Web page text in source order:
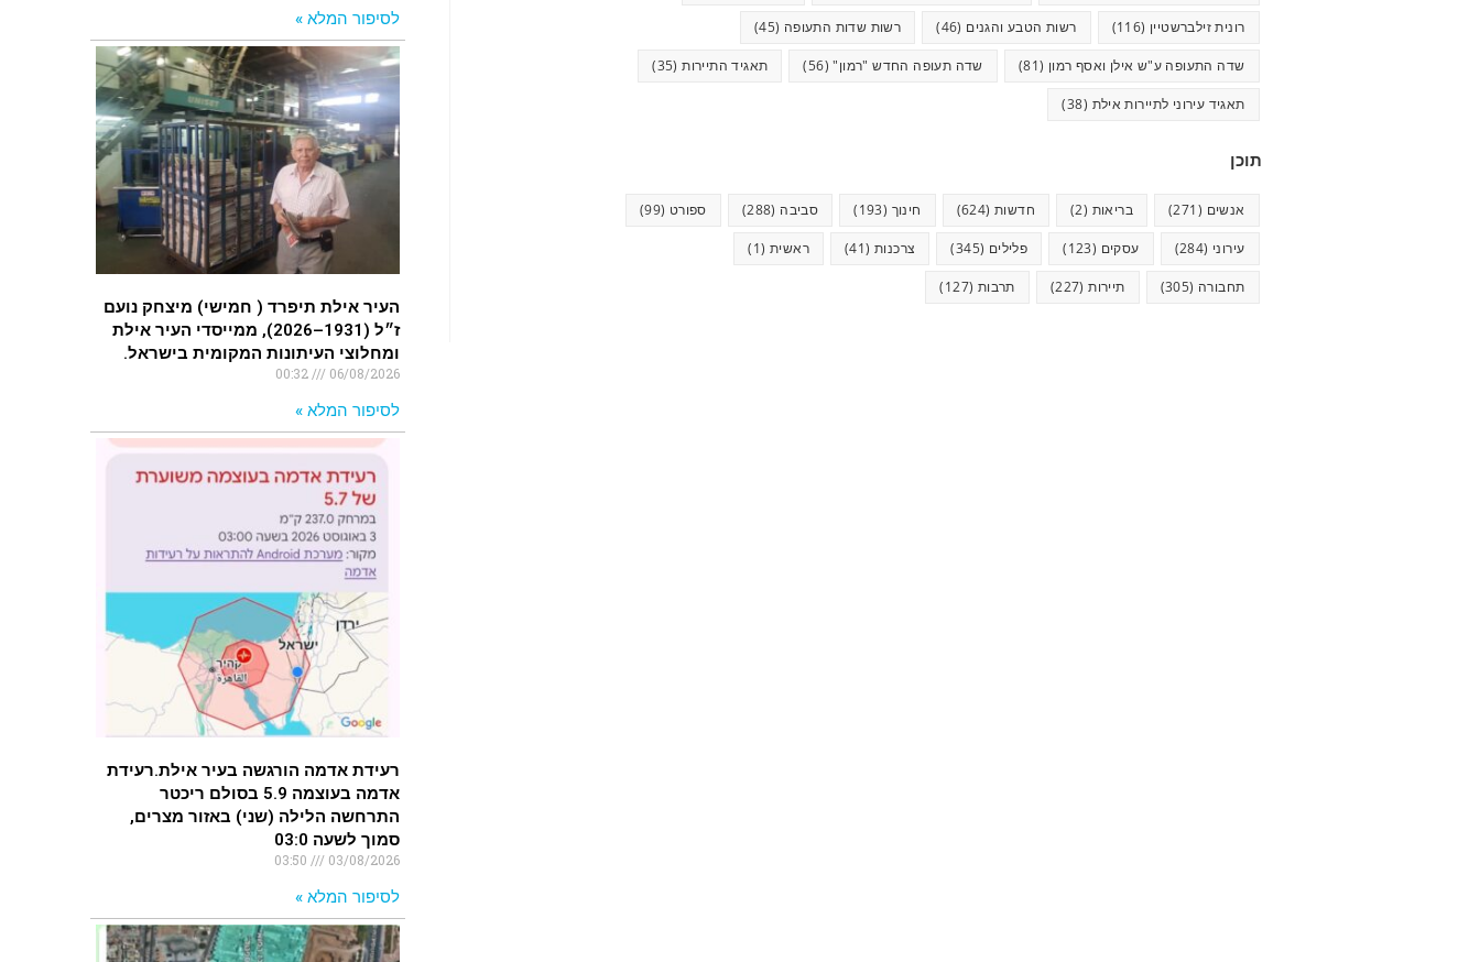
רונית זילברשטיין (116) רשות הטבע והגנים (46) רשות שדות התעופה (45)
שדה התעופה ע"ש אילן ואסף רמון (81) שדה תעופה החדש "רמון"(56) תאגיד התיירות(35)
תאגיד עירוני לתיירות אילת (38)
תוכן
אנשים (271) בריאות (2) חדשות(624) חינוך (193) סביבה (288) ספורט (99)
עירוני (284) עסקים (123) פלילים (345) צרכנות(41) ראשית (1)
תחבורה (305) תיירות(227) תרבות (127)
לסיפור המלא »
העיר אילת תיפרד ( חמישי) מיצחק נועם
ז״ל (1931–2026), ממייסדי העיר אילת
ומחלוצי העיתונות המקומית בישראל.
06/08/2026
לסיפור המלא »
רעידת אדמה הורגשה בעיר אילת.רעידת
אדמה בעוצמה 5.9 בסולם ריכטר
התרחשה הלילה (שני) באזור מצרים,
סמוך לשעה 03:0
03/08/2026
לסיפור המלא »